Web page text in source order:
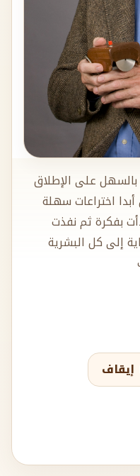
بالسهل على الإطلاق
اختراعات سهلة
بفكرة ثم نفذت
إلى كل البشرية
إيقاف